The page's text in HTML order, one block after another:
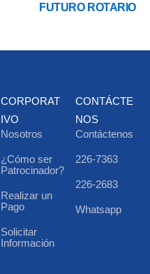
FUTURO ROTARIO
CORPORAT
IVO
Nosotros
¿Cómo ser
Patrocinador?
Realizar un
Pago
Solicitar
Información
CONTÁCTE
NOS
Contáctenos
226-7363
226-2683
Whatsapp